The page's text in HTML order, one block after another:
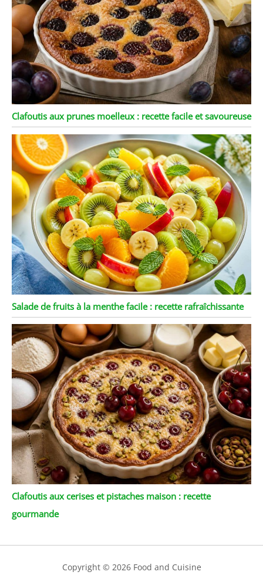
Clafoutis aux prunes moelleux : recette facile et savoureuse
Salade de fruits à la menthe facile : recette rafraîchissante
Clafoutis aux cerises et pistaches maison : recette
gourmande
Copyright © 2026 Food and Cuisine